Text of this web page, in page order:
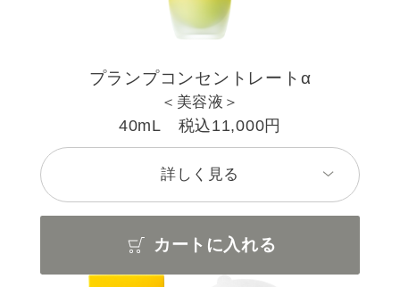
プランプコンセントレートα
＜美容液＞
40mL 税込11,000円
詳しく見る
カートに入れる